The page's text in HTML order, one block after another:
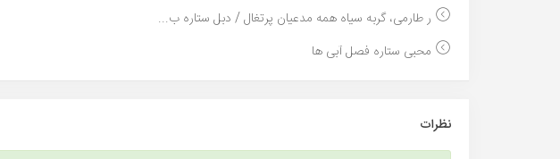
ر طارمی، گربه سیاه همه مدعیان پرتغال / دبل ستاره ب...
محبی ستاره فصل آبی ها
نظرات